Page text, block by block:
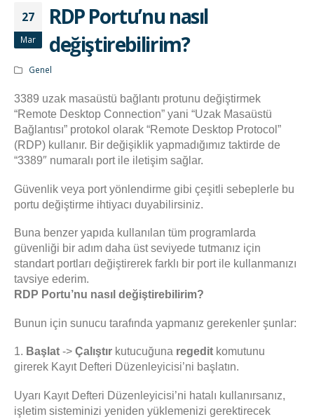
27
Mar
RDP Portu’nu nasıl
değiştirebilirim?
Genel
3389 uzak masaüstü bağlantı protunu değiştirmek
“Remote Desktop Connection” yani “Uzak Masaüstü
Bağlantısı” protokol olarak “Remote Desktop Protocol”
(RDP) kullanır. Bir değişiklik yapmadığımız taktirde de
“3389″ numaralı port ile iletişim sağlar.
Güvenlik veya port yönlendirme gibi çeşitli sebeplerle bu
portu değiştirme ihtiyacı duyabilirsiniz.
Buna benzer yapıda kullanılan tüm programlarda
güvenliği bir adım daha üst seviyede tutmanız için
standart portları değiştirerek farklı bir port ile kullanmanızı
tavsiye ederim.
RDP Portu’nu nasıl değiştirebilirim?
Bunun için sunucu tarafında yapmanız gerekenler şunlar:
1. Başlat -> Çalıştır kutucuğuna regedit komutunu
girerek Kayıt Defteri Düzenleyicisi’ni başlatın.
Uyarı Kayıt Defteri Düzenleyicisi’ni hatalı kullanırsanız,
işletim sisteminizi yeniden yüklemenizi gerektirecek